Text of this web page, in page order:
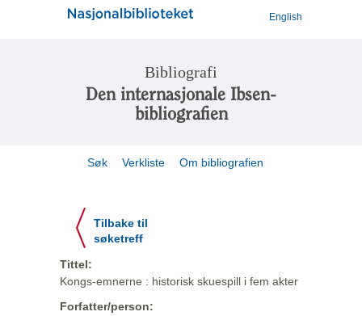
English
Bibliografi
Den internasjonale Ibsen-
bibliografien
Søk Verkliste Om bibliografien
Tilbake til
søketreff
Tittel:
Kongs-emnerne : historisk skuespill i fem akter
Forfatter/person: